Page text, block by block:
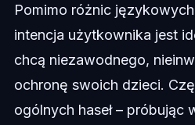
Pomimo różnic
intencja użytkownika jest
chcą niezawodnego,
ochronę swoich dzieci.
ogólnych haseł – próbując